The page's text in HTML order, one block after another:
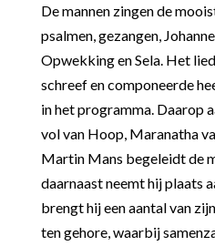
De mannen zingen de
psalmen, gezangen,
Opwekking en Sela. Het
schreef en componeerde
in het programma. Daarop
vol van Hoop, Maranatha
Martin Mans begeleidt de
daarnaast neemt hij plaats
brengt hij een aantal van
ten gehore, waarbij